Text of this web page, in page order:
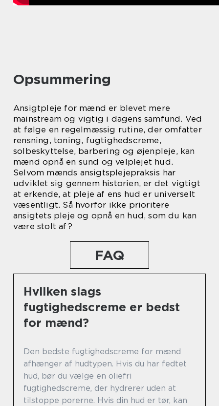
Opsummering
Ansigtpleje for mænd er blevet mere
mainstream og vigtig i dagens samfund. Ved
at følge en regelmæssig rutine, der omfatter
rensning, toning, fugtighedscreme,
solbeskyttelse, barbering og øjenpleje, kan
mænd opnå en sund og velplejet hud.
Selvom mænds ansigtsplejepraksis har
udviklet sig gennem historien, er det vigtigt
at erkende, at pleje af ens hud er universelt
væsentligt. Så hvorfor ikke prioritere
ansigtets pleje og opnå en hud, som du kan
være stolt af?
FAQ
Hvilken slags
fugtighedscreme er bedst
for mænd?
Den bedste fugtighedscreme for mænd
afhænger af hudtypen. Hvis du har fedtet
hud, bør du vælge en oliefri
fugtighedscreme, der hydrerer uden at
tilstoppe porerne. Hvis din hud er tør, kan